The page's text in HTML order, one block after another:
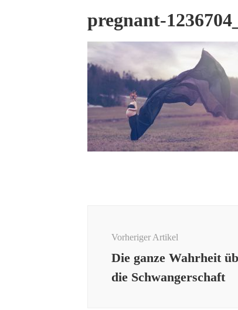
pregnant-
Vorheriger Artikel
Die ganze Wahrheit
die Schwangerschaft